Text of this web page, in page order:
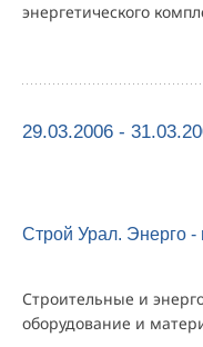
энергетического
29.03.2006 -
Строй Урал. Энерго -
Строительные и
оборудование и